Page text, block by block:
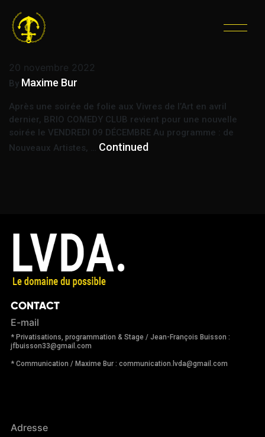
ÉTIQUETTE :
BRIO COMEDY CLUB • Aux Vivres de l’Art
20 novembre 2022
By Maxime Bur
Après une soirée de folie aux Vivres de l’Art en avril
dernier, BRIO COMEDY CLUB revient pour une nouvelle
soirée le VENDREDI 09 DÉCEMBRE Au programme : de
Nouveaux Artistes, … Continued
CONTACT
E-mail
* Privatisations, programmation & Stage / Jean-François Buisson :
jfbuisson33@gmail.com
* Communication / Maxime Bur : communication.lvda@gmail.com
Adresse